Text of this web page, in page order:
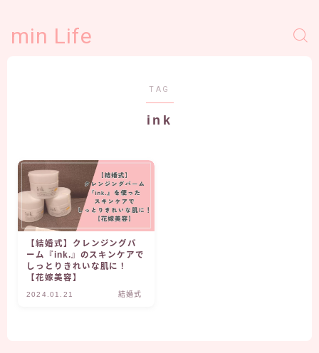
min Life
TAG
ink
【結婚式】クレンジングバ
ーム『ink.』のスキンケアで
しっとりきれいな肌に！
【花嫁美容】
2024.01.21 結婚式